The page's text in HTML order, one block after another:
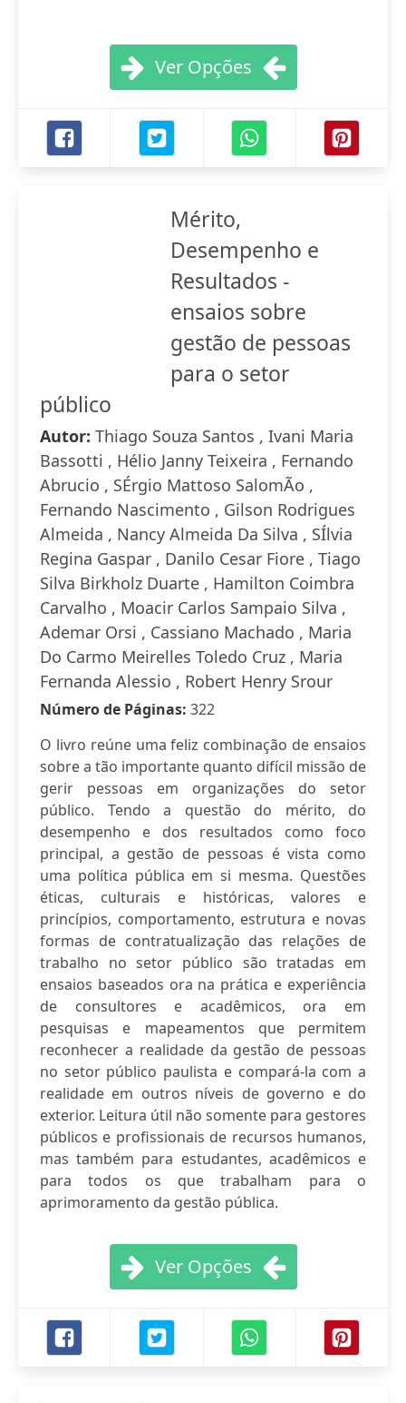
Ver Opções
Mérito,
Desempenho e
Resultados -
ensaios sobre
gestão de pessoas
para o setor
público
Autor: Thiago Souza Santos , Ivani Maria
Bassotti , Hélio Janny Teixeira , Fernando
Abrucio , SÉrgio Mattoso SalomÃo ,
Fernando Nascimento , Gilson Rodrigues
Almeida , Nancy Almeida Da Silva , SÍlvia
Regina Gaspar , Danilo Cesar Fiore , Tiago
Silva Birkholz Duarte , Hamilton Coimbra
Carvalho , Moacir Carlos Sampaio Silva ,
Ademar Orsi , Cassiano Machado , Maria
Do Carmo Meirelles Toledo Cruz , Maria
Fernanda Alessio , Robert Henry Srour
Número de Páginas: 322
O livro reúne uma feliz combinação de ensaios
sobre a tão importante quanto difícil missão de
gerir pessoas em organizações do setor
público. Tendo a questão do mérito, do
desempenho e dos resultados como foco
principal, a gestão de pessoas é vista como
uma política pública em si mesma. Questões
éticas, culturais e históricas, valores e
princípios, comportamento, estrutura e novas
formas de contratualização das relações de
trabalho no setor público são tratadas em
ensaios baseados ora na prática e experiência
de consultores e acadêmicos, ora em
pesquisas e mapeamentos que permitem
reconhecer a realidade da gestão de pessoas
no setor público paulista e compará-la com a
realidade em outros níveis de governo e do
exterior. Leitura útil não somente para gestores
públicos e profissionais de recursos humanos,
mas também para estudantes, acadêmicos e
para todos os que trabalham para o
aprimoramento da gestão pública.
Ver Opções